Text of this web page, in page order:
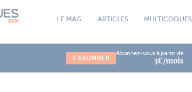
LE MAG ARTICLES MULTICOQUES
S'ABONNER
Abonnez-vous à partir de
3€/mois